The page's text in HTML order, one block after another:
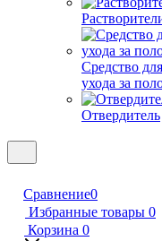
Средство для
ухода за
Отвердитель
Сравнение0
Избранные товары 0
Корзина 0